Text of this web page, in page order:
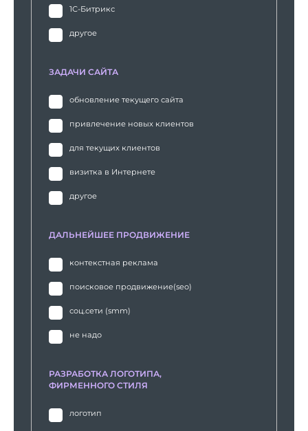
1С-Битрикс
другое
ЗАДАЧИ САЙТА
обновление текущего сайта
привлечение новых клиентов
для текущих клиентов
визитка в Интернете
другое
ДАЛЬНЕЙШЕЕ ПРОДВИЖЕНИЕ
контекстная реклама
поисковое продвижение(seo)
соц.сети (smm)
не надо
РАЗРАБОТКА ЛОГОТИПА,
ФИРМЕННОГО СТИЛЯ
логотип